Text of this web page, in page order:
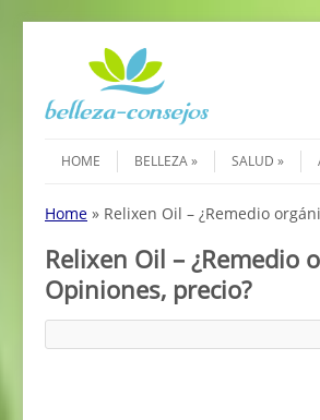
Menú
HOME
BELLEZA SALUD
Home » Relixen Oil – ¿Remedio
Relixen Oil – ¿Remedio
Opiniones, precio?